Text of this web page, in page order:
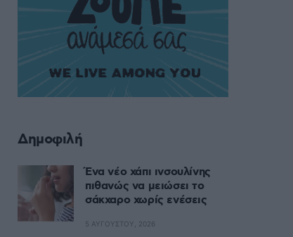
Δημοφιλή
Ένα νέο χάπι ινσουλίνης
πιθανώς να μειώσει το
σάκχαρο χωρίς ενέσεις
5 ΑΥΓΟΎΣΤΟΥ, 2026